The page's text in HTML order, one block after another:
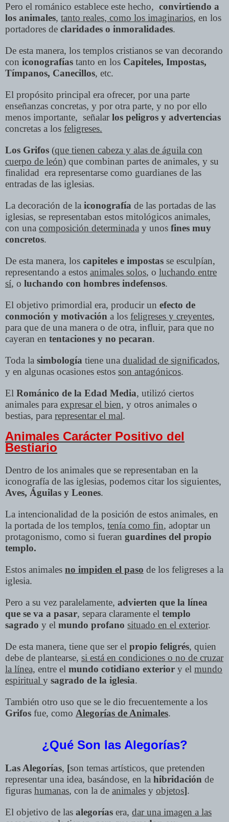
Pero el románico establece este hecho, convirtiendo a
los animales, tanto reales, como los imaginarios, en los
portadores de claridades o inmoralidades.
De esta manera, los templos cristianos se van decorando
con iconografías tanto en los Capiteles, Impostas,
Tímpanos, Canecillos, etc.
El propósito principal era ofrecer, por una parte
enseñanzas concretas, y por otra parte, y no por ello
menos importante, señalarlos peligros y advertencias
concretas a los feligreses.
Los Grifos (que tienen cabeza y alas de águila con
cuerpo de león) que combinan partes de animales, y su
finalidad era representarse como guardianes de las
entradas de las iglesias.
La decoración de la iconografía de las portadas de las
iglesias, se representaban estos mitológicos animales,
con una composición determinada y unos fines muy
concretos.
De esta manera, los capiteles e impostas se esculpían,
representando a estos animales solos, o luchando entre
sí, o luchando con hombres indefensos.
El objetivo primordial era, producir un efecto de
conmoción y motivación a los feligreses y creyentes,
para que de una manera o de otra, influir, para que no
cayeran en tentaciones y no pecaran.
Toda la simbología tiene una dualidad de significados,
y en algunas ocasiones estos son antagónicos.
El Románico de la Edad Media, utilizó ciertos
animales para expresar el bien, y otros animales o
bestias, para representar el mal.
Animales Carácter Positivo del
Bestiario
Dentro de los animales que se representaban en la
iconografía de las iglesias, podemos citar los siguientes,
Aves, Águilas y Leones.
La intencionalidad de la posición de estos animales, en
la portada de los templos, tenía como fin, adoptar un
protagonismo, como si fueran guardines del propio
templo.
Estos animales no impiden el paso de los feligreses a la
iglesia.
Pero a su vez paralelamente, advierten que la línea
que se va a pasar, separa claramente el templo
sagrado y el mundo profano situado en el exterior.
De esta manera, tiene que ser el propio feligrés, quien
debe de plantearse, si está en condiciones o no de cruzar
la línea, entre el mundo cotidiano exterior y el mundo
espiritual y sagrado de la iglesia.
También otro uso que se le dio frecuentemente a los
Grifos fue, como Alegorías de Animales.
¿Qué Son las Alegorías?
Las Alegorías, [son temas artísticos, que pretenden
representar una idea, basándose, en la hibridación de
figuras humanas, con la de animales y objetos].
El objetivo de las alegorías era, dar una imagen a las